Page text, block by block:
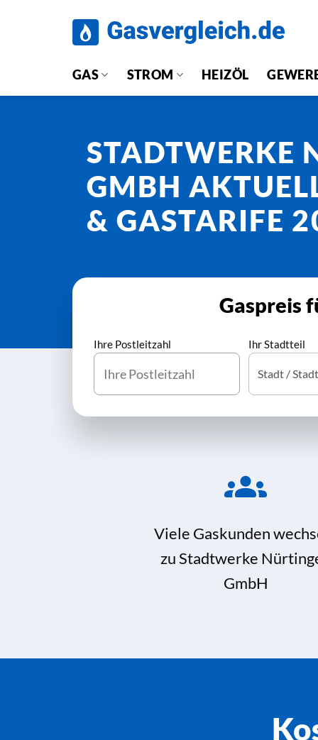
GAS
STROM HEIZÖL
STADTWERKE
GMBH
& GASTARIFE
Gaspreis
Ihre Postleitzahl Ihr Stadtteil
Viele Gaskunden
zu Stadtwerke
GmbH